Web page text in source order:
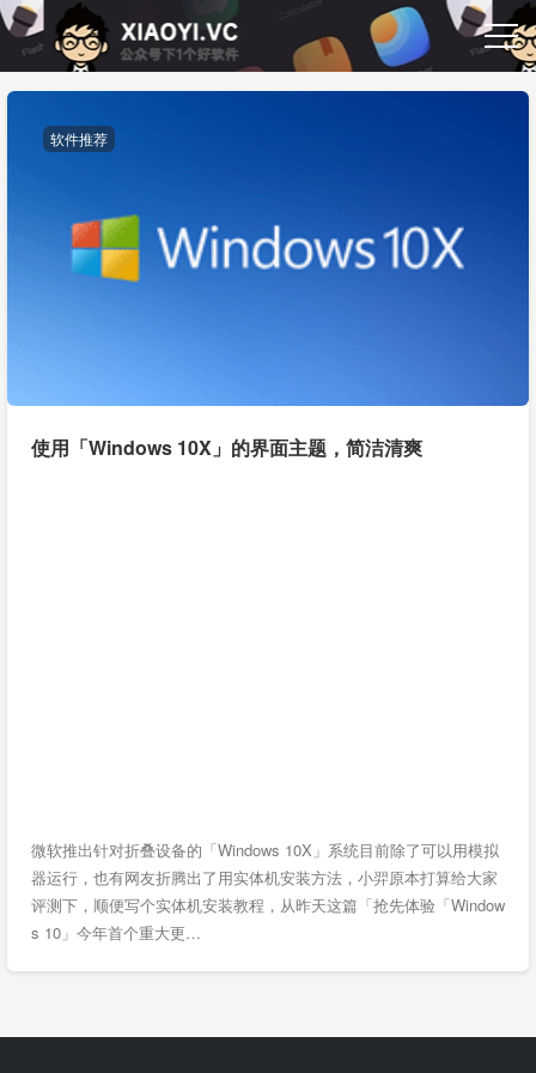
软件推荐
使用「Windows 10X」的界面主题，简洁清爽
微软推出针对折叠设备的「Windows 10X」系统目前除了可以用模拟
器运行，也有网友折腾出了用实体机安装方法，小羿原本打算给大家
评测下，顺便写个实体机安装教程，从昨天这篇「抢先体验「Window
s 10」今年首个重大更…